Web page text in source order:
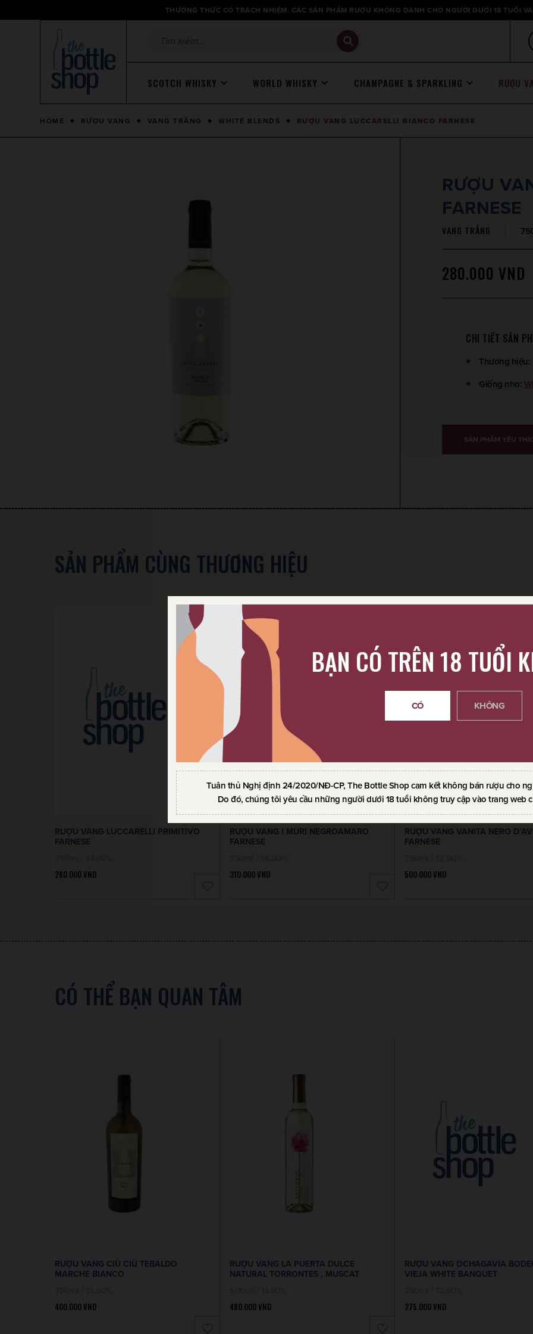
BẠN CÓ TRÊN 18 TUỔI
CÓ KHÔNG
Tuân thủ Nghị định 24/2020/NĐ-CP, The Bottle Shop cam kết không bán rượu cho
Do đó, chúng tôi yêu cầu những người dưới 18 tuổi không truy cập vào trang web
THƯỞNG THỨC CÓ TRÁCH NHIỆM. CÁC SẢN PHẨM RƯỢU KHÔNG DÀNH CHO NGƯỜI DƯỚI 18 TUỔI
SCOTCH WHISKY WORLD WHISKY CHAMPAGNE & SPARKLING RƯỢU
HOME RƯỢU VANG VANG TRẮNG WHITE BLENDS RƯỢU VANG LUCCARELLI BIANCO FARNESE
RƯỢU
FARNESE
VANG TRẮNG
280.000 VND
CHI TIẾT SẢN
Thương hiệu:
Giống nho:
SẢN PHẨM YÊU
SẢN PHẨM CÙNG THƯƠNG HIỆU
RƯỢU VANG LUCCARELLI PRIMITIVO
FARNESE
280.000 VND
RƯỢU VANG I MURI NEGROAMARO
FARNESE
310.000 VND
RƯỢU VANG VANITA NERO
FARNESE
500.000 VND
CÓ THỂ BẠN QUAN TÂM
RƯỢU VANG CIÙ CIÙ TEBALDO
MARCHE BIANCO
400.000VND
RƯỢU VANG LA PUERTA DULCE
NATURAL TORRONTES , MUSCAT
480.000VND
RƯỢU VANG OCHAGAVIA
VIEJA WHITE BANQUET
275.000VND
báo